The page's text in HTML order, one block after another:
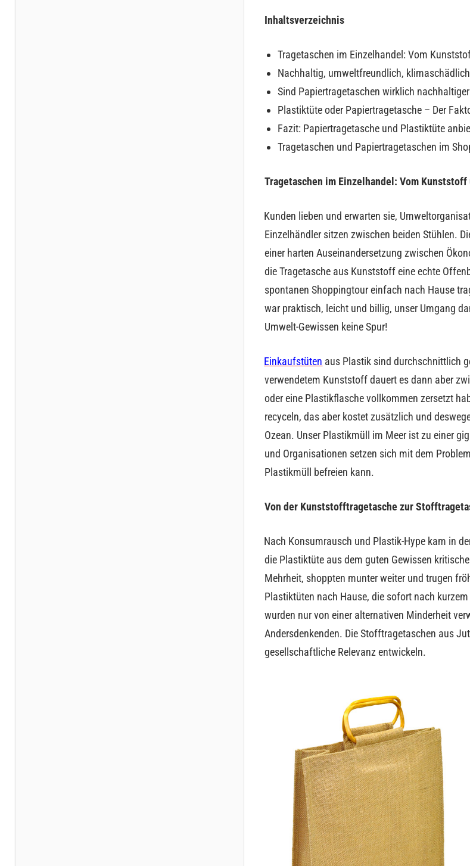
Inhaltsverzeichnis
Tragetaschen im Einzelhandel: Vom
Nachhaltig, umweltfreundlich,
Sind Papiertragetaschen wirklich
Plastiktüte oder Papiertragetasche – Der
Fazit: Papiertragetasche und Plastiktüte
Tragetaschen und Papiertragetaschen im
Tragetaschen im Einzelhandel: Vom
Kunden lieben und erwarten sie,
Einzelhändler sitzen zwischen beiden Stühlen.
einer harten Auseinandersetzung zwischen
die Tragetasche aus Kunststoff eine echte
spontanen Shoppingtour einfach nach Hause
war praktisch, leicht und billig, unser Umgang
Umwelt-Gewissen keine Spur!
Einkaufstüten aus Plastik sind durchschnittlich
verwendetem Kunststoff dauert es dann aber
oder eine Plastikflasche vollkommen zersetzt
recyceln, das aber kostet zusätzlich und
Ozean. Unser Plastikmüll im Meer ist zu einer
und Organisationen setzen sich mit dem
Plastikmüll befreien kann.
Von der Kunststofftragetasche zur
Nach Konsumrausch und Plastik-Hype kam in
die Plastiktüte aus dem guten Gewissen
Mehrheit, shoppten munter weiter und trugen
Plastiktüten nach Hause, die sofort nach
wurden nur von einer alternativen Minderheit
Andersdenkenden. Die Stofftragetaschen aus
gesellschaftliche Relevanz entwickeln.